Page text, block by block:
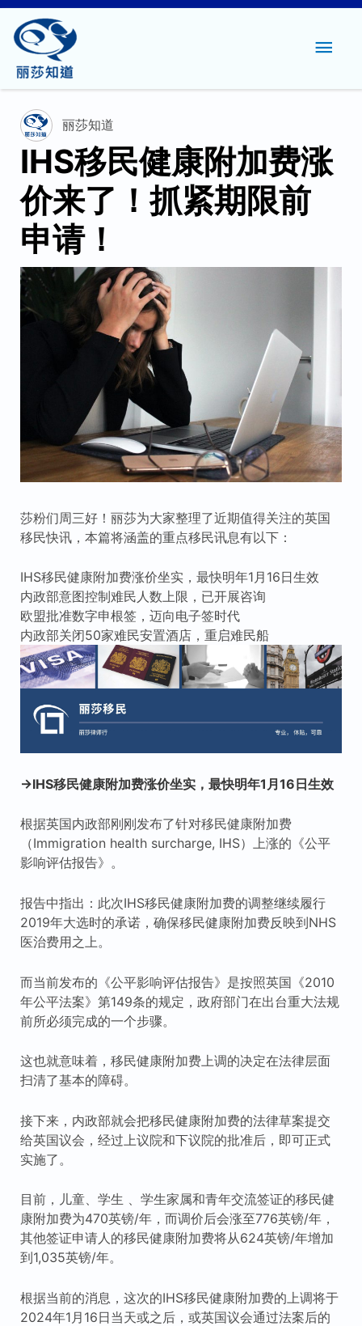
主
菜
丽莎知道
IHS移民健康附加费涨
价来了！抓紧期限前
申请！
莎粉们周三好！丽莎为大家整理了近期值得关注的英国
移民快讯，本篇将涵盖的重点移民讯息有以下：
IHS移民健康附加费涨价坐实，最快明年1月16日生效
内政部意图控制难民人数上限，已开展咨询
欧盟批准数字申根签，迈向电子签时代
内政部关闭50家难民安置酒店，重启难民船
→IHS移民健康附加费涨价坐实，最快明年1月16日生效
根据英国内政部刚刚发布了针对移民健康附加费
（Immigration health surcharge, IHS）上涨的《公平
影响评估报告》。
报告中指出：此次IHS移民健康附加费的调整继续履行
2019年大选时的承诺，确保移民健康附加费反映到NHS
医治费用之上。
而当前发布的《公平影响评估报告》是按照英国《2010
年公平法案》第149条的规定，政府部门在出台重大法规
前所必须完成的一个步骤。
这也就意味着，移民健康附加费上调的决定在法律层面
扫清了基本的障碍。
接下来，内政部就会把移民健康附加费的法律草案提交
给英国议会，经过上议院和下议院的批准后，即可正式
实施了。
目前，儿童、学生 、学生家属和青年交流签证的移民健
康附加费为470英镑/年，而调价后会涨至776英镑/年，
其他签证申请人的移民健康附加费将从624英镑/年增加
到1,035英镑/年。
根据当前的消息，这次的IHS移民健康附加费的上调将于
2024年1月16日当天或之后，或英国议会通过法案后的